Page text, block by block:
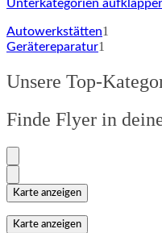
Unterkategorien
Autowerkstätten1
Gerätereparatur1
Unsere Top-
Finde Flyer in
Karte anzeigen
Karte anzeigen